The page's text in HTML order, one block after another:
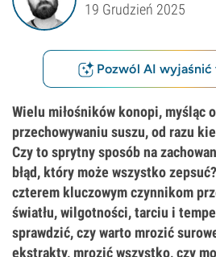
19 Grudzień 2025
Pozwól AI wyjaśnić
Wielu miłośników konopi, myśląc
przechowywaniu suszu, od razu
Czy to sprytny sposób na
błąd, który może wszystko
czterem kluczowym czynnikom
światłu, wilgotności, tarciu i
sprawdzić, czy warto mrozić
ekstrakty, mrozić wszystko, czy